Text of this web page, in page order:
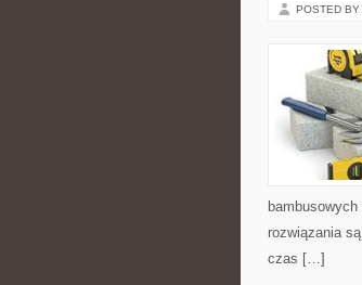
POSTED BY
rozwiązania
czas […]